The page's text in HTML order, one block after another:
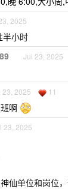
2025
半小时
Jul 23, 2025
23, 2025 11
啊
23, 2025
仙单位和岗位